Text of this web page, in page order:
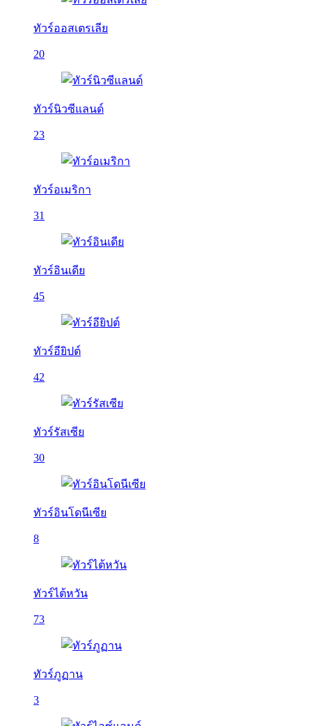
ทัวร์ออสเตรเลีย
20
ทัวร์นิวซีแลนด์
23
ทัวร์อเมริกา
31
ทัวร์อินเดีย
45
ทัวร์อียิปต์
42
ทัวร์รัสเซีย
30
ทัวร์อินโดนีเซีย
8
ทัวร์ไต้หวัน
73
ทัวร์ภูฏาน
3